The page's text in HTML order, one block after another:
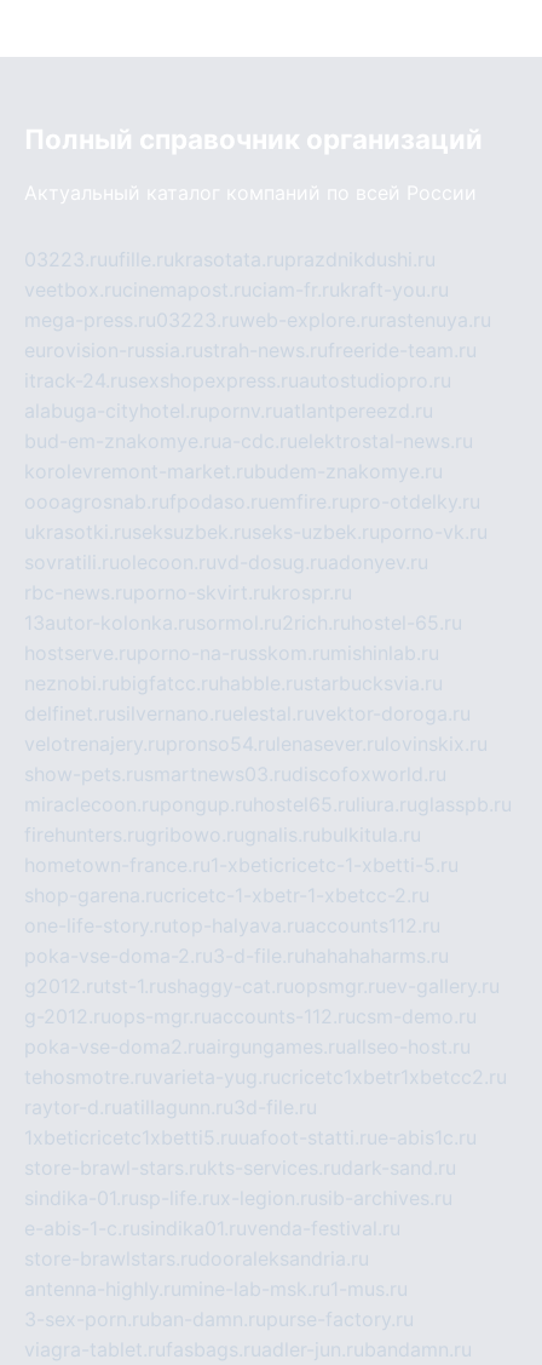
Полный справочник организаций
Актуальный каталог компаний по всей России
03223.ruufille.rukrasotata.ruprazdnikdushi.ru
veetbox.rucinemapost.ruciam-fr.rukraft-you.ru
mega-press.ru03223.ruweb-explore.ru rastenuya.ru
eurovision-russia.rustrah-news.rufreeride-team.ru
itrack-24.rusexshopexpress.ruautostudiopro.ru
alabuga-cityhotel.rupornv.ruatlantpereezd.ru
bud-em-znakomye.rua-cdc.ruelektrostal-news.ru
korolevremont-market.rubudem-znakomye.ru
oooagrosnab.rufpodaso.ruemfire.rupro-otdelky.ru
ukrasotki.ruseksuzbek.ruseks-uzbek.ruporno-vk.ru
sovratili.ruolecoon.ruvd-dosug.ruadonyev.ru
rbc-news.ruporno-skvirt.rukrospr.ru
13autor-kolonka.rusormol.ru2rich.ru hostel-65.ru
hostserve.ruporno-na-russkom.ru mishinlab.ru
neznobi.rubigfatcc.ru habble.rustarbucksvia.ru
delfinet.rusilvernano.ruelestal.ruvektor-doroga.ru
velotrenajery.rupronso54.ru lenasever.ru lovinskix.ru
show-pets.rusmartnews03.rudiscofoxworld.ru
miraclecoon.rupongup.ru hostel65.ru liura.ruglasspb.ru
firehunters.rugribowo.rugnalis.rubulkitula.ru
hometown-france.ru1-xbeticricetc-1-xbetti-5.ru
shop-garena.rucricetc-1-xbetr-1-xbetcc-2.ru
one-life-story.rutop-halyava.ruaccounts112.ru
poka-vse-doma-2.ru3-d-file.ru hahahaharms.ru
g2012.rutst-1.rushaggy-cat.ruopsmgr.ruev-gallery.ru
g-2012.ruops-mgr.ruaccounts-112.rucsm-demo.ru
poka-vse-doma2.ruairgungames.ruallseo-host.ru
tehosmotre.ruvarieta-yug.rucricetc1xbetr1xbetcc2.ru
raytor-d.ruatillagunn.ru3d-file.ru
1xbeticricetc1xbetti5.ruuafoot-statti.rue-abis1c.ru
store-brawl-stars.rukts-services.rudark-sand.ru
sindika-01.rusp-life.rux-legion.rusib-archives.ru
e-abis-1-c.rusindika01.ruvenda-festival.ru
store-brawlstars.rudooraleksandria.ru
antenna-highly.ru mine-lab-msk.ru1-mus.ru
3-sex-porn.ruban-damn.rupurse-factory.ru
viagra-tablet.rufasbags.ruadler-jun.rubandamn.ru